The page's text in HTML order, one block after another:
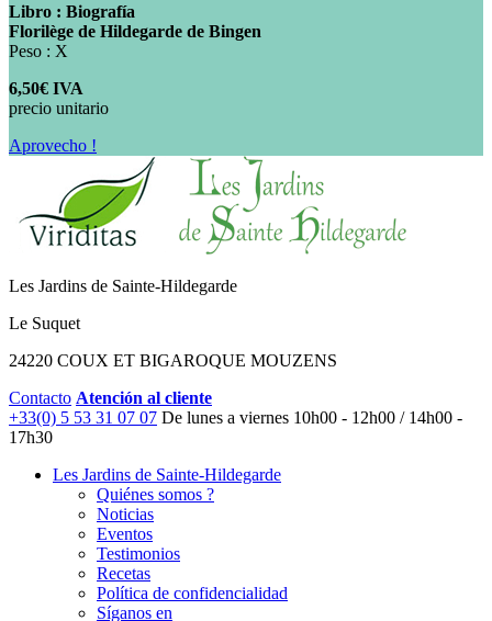
Libro : Biografía
Florilège de Hildegarde de Bingen
Peso : X
6,50€ IVA
precio unitario
Aprovecho !
Les Jardins de Sainte-Hildegarde
Le Suquet
24220 COUX ET BIGAROQUE MOUZENS
Contacto Atención al cliente
+33(0) 5 53 31 07 07 De lunes a viernes 10h00 - 12h00 / 14h00 -
17h30
Les Jardins de Sainte-Hildegarde
Quiénes somos ?
Noticias
Eventos
Testimonios
Recetas
Política de confidencialidad
Síganos en